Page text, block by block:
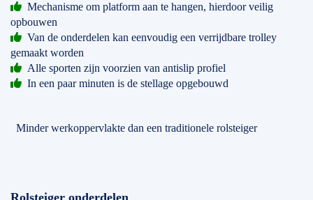
Mechanisme om platform aan te hangen, hierdoor veilig
opbouwen
Van de onderdelen kan eenvoudig een verrijdbare trolley
gemaakt worden
Alle sporten zijn voorzien van antislip profiel
In een paar minuten is de stellage opgebouwd
Minder werkoppervlakte dan een traditionele rolsteiger
Rolsteiger onderdelen